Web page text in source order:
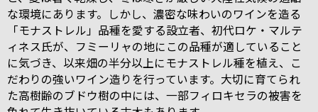
な環境にあります。しかし、濃密な味わいのワインを造る
「モナストレル」品種を愛する設立者、初代ロケ・マルテ
ィネス氏が、フミーリャの地にこの品種が適していること
に気づき、以来畑の半分以上にモナストレル種を植え、こ
だわりの強いワイン造りを行っています。大切に育てられ
た高樹齢のブドウ樹の中には、一部フィロキセラの被害を